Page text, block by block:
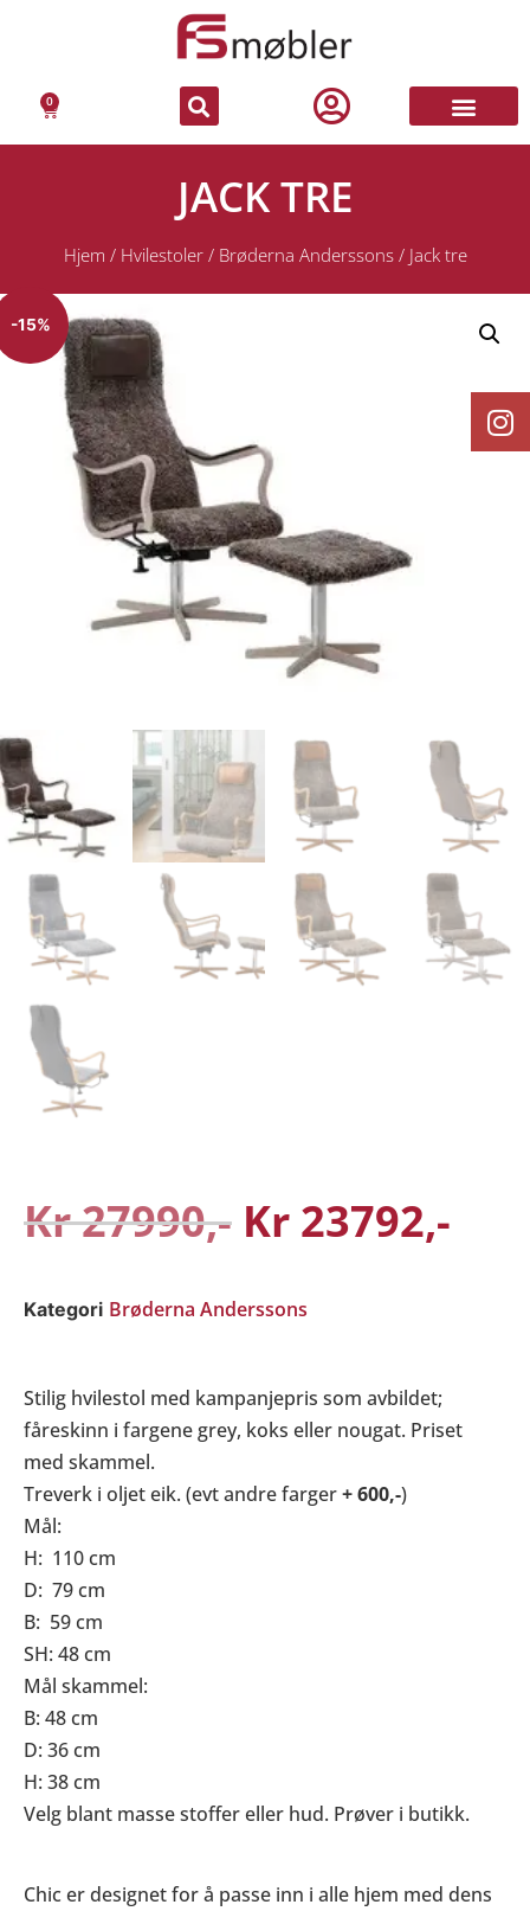
0
JACK TRE
Hjem / Hvilestoler/ Brøderna Anderssons/ Jack tre
-15%
Kr27990 Kr 23792
Kategori Brøderna Anderssons
Stilig hvilestol med kampanjepris som avbildet;
fåreskinn i fargene grey, koks eller nougat. Priset
med skammel.
Treverk i oljet eik. (evt andre farger+ 600,-)
Mål:
H: 110 cm
D: 79 cm
B: 59 cm
SH: 48 cm
Mål skammel:
B: 48 cm
D: 36 cm
H: 38 cm
Velg blant masse stoffer eller hud. Prøver i butikk.
Chic er designet for å passe inn i alle hjem med dens